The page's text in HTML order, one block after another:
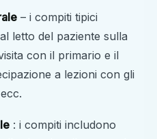
– i compiti tipici
letto del paziente sulla
con il primario e il
a lezioni con gli
: i compiti includono